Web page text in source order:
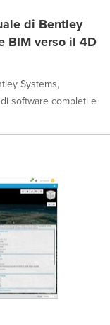
di Bentley
BIM verso il 4D
Systems,
software completi e